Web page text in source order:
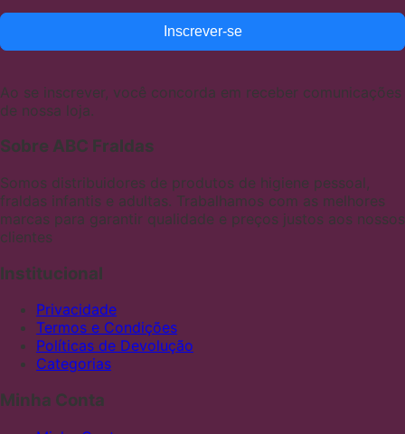
Inscrever-se
Ao se inscrever, você concorda em receber comunicações
de nossa loja.
Sobre ABC Fraldas
Somos distribuidores de produtos de higiene pessoal,
fraldas infantis e adultas. Trabalhamos com as melhores
marcas para garantir qualidade e preços justos aos nossos
clientes
Institucional
Privacidade
Termos e Condições
Políticas de Devolução
Categorias
Minha Conta